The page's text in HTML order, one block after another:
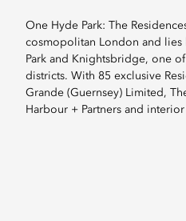
One Hyde Park: The
cosmopolitan London and
Park and Knightsbridge, one
districts. With 85 exclusive
Grande (Guernsey) Limited,
Harbour + Partners and